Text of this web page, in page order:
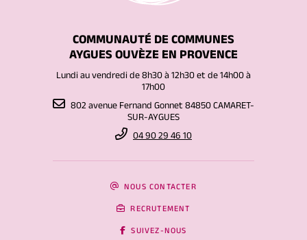
COMMUNAUTÉ DE COMMUNES
AYGUES OUVÈZE EN PROVENCE
Lundi au vendredi de 8h30 à 12h30 et de 14h00 à
17h00
802 avenue Fernand Gonnet 84850 CAMARET-
SUR-AYGUES
04 90 29 46 10
NOUS CONTACTER
RECRUTEMENT
SUIVEZ-NOUS